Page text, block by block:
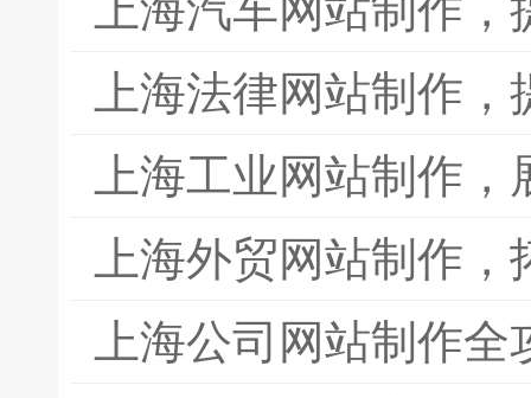
上海法律网站制作
上海工业网站制作
上海外贸网站制作
上海公司网站制作